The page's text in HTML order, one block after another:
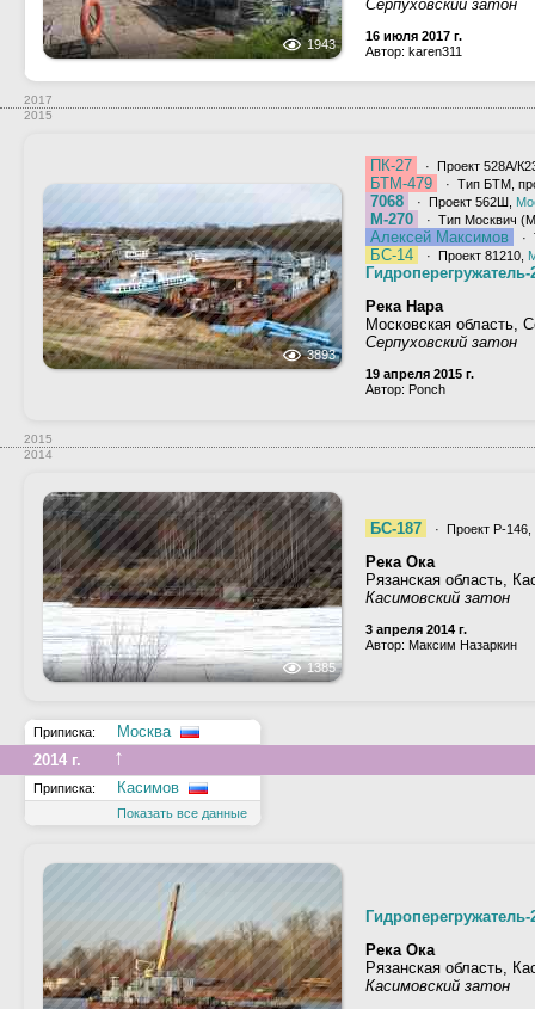
1943
Серпуховский затон
16 июля 2017 г.
Автор: karen311
2017
2015
3893
ПК-27 · Проект 528А/
БТМ-479 · Тип БТМ,
7068 · Проект 562Ш,
М-270 · Тип Москвич
Алексей Максимов ·
БС-14 · Проект 81210,
Гидроперегружатель-
Река Нара
Московская область,
Серпуховский затон
19 апреля 2015 г.
Автор: Ponch
2015
2014
1385
БС-187 · Проект Р-
Река Ока
Рязанская область,
Касимовский затон
3 апреля 2014 г.
Автор: Максим Назаркин
Приписка:
Москва
2014 г.
↑
Приписка: Касимов
Показать все данные
Гидроперегружатель-
Река Ока
Рязанская область,
Касимовский затон